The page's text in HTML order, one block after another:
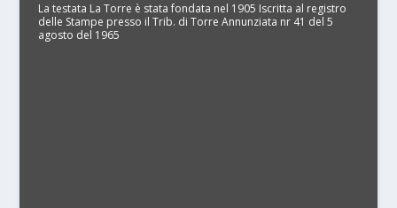
La testata La Torre è stata fondata nel 1905 Iscritta al registro
delle Stampe presso il Trib. di Torre Annunziata nr 41 del 5
agosto del 1965